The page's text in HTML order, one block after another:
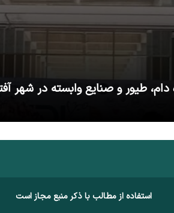
دام، طیور و صنایع وابسته در شهر
استفاده از مطالب با ذکر منبع مجاز است